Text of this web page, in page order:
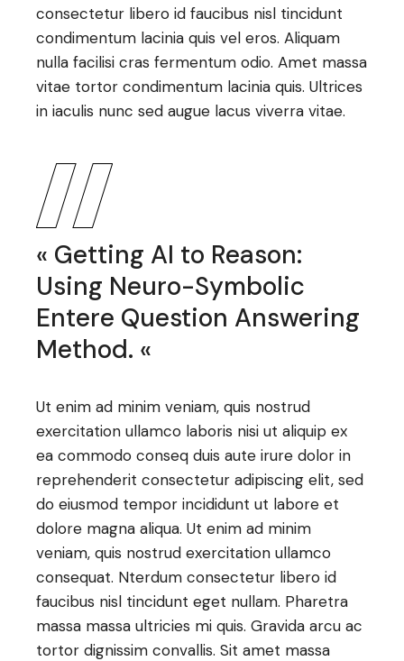
consectetur libero id faucibus nisl tincidunt
condimentum lacinia quis vel eros. Aliquam
nulla facilisi cras fermentum odio. Amet massa
vitae tortor condimentum lacinia quis. Ultrices
in iaculis nunc sed augue lacus viverra vitae.
« Getting AI to Reason:
Using Neuro-Symbolic
Entere Question Answering
Method. «
Ut enim ad minim veniam, quis nostrud
exercitation ullamco laboris nisi ut aliquip ex
ea commodo conseq duis aute irure dolor in
reprehenderit consectetur adipiscing elit, sed
do eiusmod tempor incididunt ut labore et
dolore magna aliqua. Ut enim ad minim
veniam, quis nostrud exercitation ullamco
consequat. Nterdum consectetur libero id
faucibus nisl tincidunt eget nullam. Pharetra
massa massa ultricies mi quis. Gravida arcu ac
tortor dignissim convallis. Sit amet massa